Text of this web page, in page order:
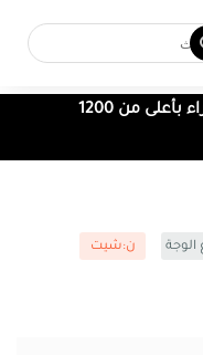
شجع تاجر بلدك 💥 شحن مجاني عند الشراء بأعلى من 1200
الوجة ن:شيت